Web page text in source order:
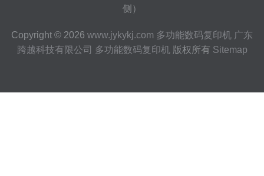
侧）
Copyright © 2026 www.jykykj.com 多功能数码复印机 广东
跨越科技有限公司 多功能数码复印机版权所有 Sitemap